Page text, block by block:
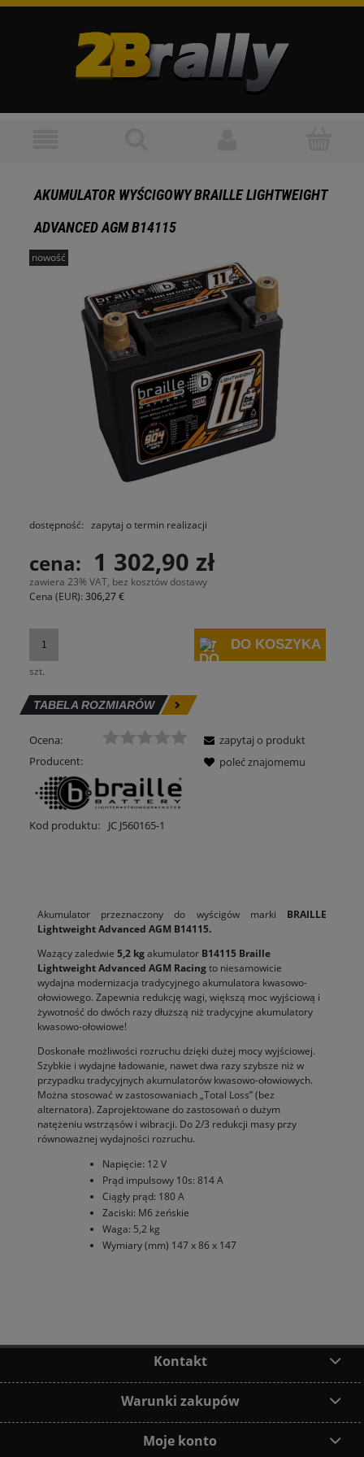
AKUMULATOR WYŚCIGOWY BRAILLE LIGHTWEIGHT
ADVANCED AGM B14115
nowość
dostępność: zapytaj o termin realizacji
cena: 1 302,90 zł
zawiera 23% VAT, bez kosztów dostawy
Cena (EUR): 306,27 €
szt.
DO KOSZYKA
TABELA ROZMIARÓW
Ocena:
Producent:
Kod produktu: JC J560165-1
zapytaj o produkt
poleć znajomemu
Akumulator przeznaczony do wyścigów marki BRAILLE
Lightweight Advanced AGM B14115.
Ważący zaledwie 5,2 kgakumulator B14115 Braille
Lightweight Advanced AGM Racingto niesamowicie
wydajna modernizacja tradycyjnego akumulatora kwasowo-
ołowiowego. Zapewnia redukcję wagi, większą moc wyjściową i
żywotność do dwóch razy dłuższą niż tradycyjne akumulatory
kwasowo-ołowiowe!
Doskonałe możliwości rozruchu dzięki dużej mocy wyjściowej.
Szybkie i wydajne ładowanie, nawet dwa razy szybsze niż w
przypadku tradycyjnych akumulatorów kwasowo-ołowiowych.
Można stosować w zastosowaniach „Total Loss” (bez
alternatora). Zaprojektowane do zastosowań o dużym
natężeniu wstrząsów i wibracji. Do 2/3 redukcji masy przy
równoważnej wydajności rozruchu.
Napięcie: 12 V
Prąd impulsowy 10s: 814 A
Ciągły prąd: 180 A
Zaciski: M6 żeńskie
Waga: 5,2 kg
Wymiary (mm) 147 x 86 x 147
Kontakt
Warunki zakupów
Moje konto